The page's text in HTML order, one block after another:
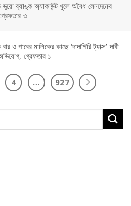
ভুয়ো ব্যাঙ্ক অ্যাকাউন্ট খুলে অবৈধ লেনদেনের
৩
ও পাবের মালিকের কাছে ‘দাদাগিরি ট্যাক্স’ দাবী
গ্রেফতার ১
4 … 927